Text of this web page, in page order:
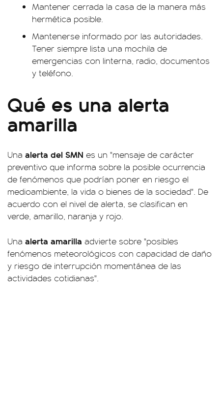
Mantener cerrada la casa de la manera más
hermética posible.
Mantenerse informado por las autoridades.
Tener siempre lista una mochila de
emergencias con linterna, radio, documentos
y teléfono.
Qué es una alerta
amarilla
Una alerta del SMN es un "mensaje de carácter
preventivo que informa sobre la posible ocurrencia
de fenómenos que podrían poner en riesgo el
medioambiente, la vida o bienes de la sociedad". De
acuerdo con el nivel de alerta, se clasifican en
verde, amarillo, naranja y rojo.
Una alerta amarilla advierte sobre "posibles
fenómenos meteorológicos con capacidad de daño
y riesgo de interrupción momentánea de las
actividades cotidianas".